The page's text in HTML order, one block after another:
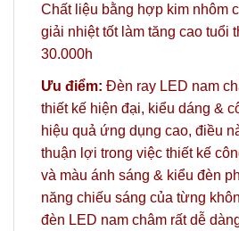
Chất liệu bằng hợp kim nhôm
giải nhiệt tốt làm tăng cao tuổi
30.000h
Ưu điểm: Đèn ray LED nam
thiết kế hiện đại, kiểu dáng &
hiệu quả ứng dụng cao, điều
thuận lợi trong việc thiết kế
và màu ánh sáng & kiểu đèn
năng chiếu sáng của từng
đèn LED nam châm rất dễ